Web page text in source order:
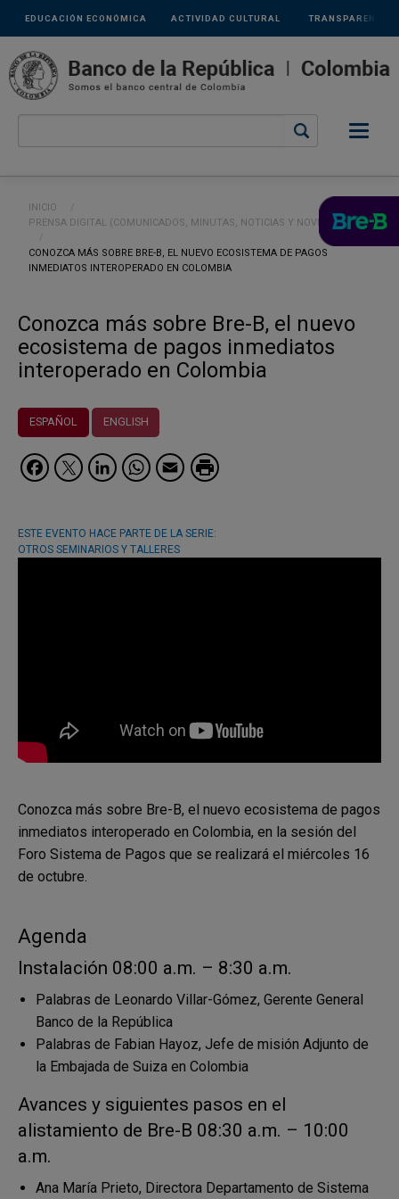
Pasar al contenido principal
Links
secundarios
ACTIVIDAD CULTURAL
EDUCACIÓN ECONÓMICA TRANSPARENCIA
Ruta de navegación
INICIO
PRENSA DIGITAL (COMUNICADOS, MINUTAS, NOTICIAS Y NOVEDADES)
CURRENT:
CONOZCA MÁS SOBRE BRE-B, EL NUEVO ECOSISTEMA DE PAGOS
INMEDIATOS INTEROPERADO EN COLOMBIA
Conozca más sobre Bre-B, el nuevo
ecosistema de pagos inmediatos
interoperado en Colombia
ESPAÑOL ENGLISH
Facebook
Twitter
LinkedIn
WhatsApp
Email
ESTE EVENTO HACE PARTE DE LA SERIE:
OTROS SEMINARIOS Y TALLERES
Conozca más sobre Bre-B, el nuevo ecosistema de pagos
inmediatos interoperado en Colombia, en la sesión del
Foro Sistema de Pagos que se realizará el miércoles 16
de octubre.
Agenda
Instalación 08:00 a.m. – 8:30 a.m.
Palabras de Leonardo Villar-Gómez, Gerente General
Banco de la República
Palabras de Fabian Hayoz, Jefe de misión Adjunto de
la Embajada de Suiza en Colombia
Avances y siguientes pasos en el
alistamiento de Bre-B 08:30 a.m. – 10:00
a.m.
Ana María Prieto, Directora Departamento de Sistema